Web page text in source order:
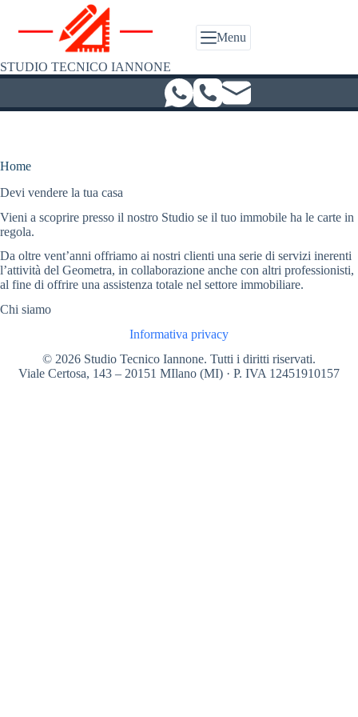
contenuto
STUDIO TECNICO IANNONE
Menu
Home
Devi vendere la tua casa
Vieni a scoprire presso il nostro Studio se il tuo immobile ha le carte in
regola.
Da oltre vent’anni offriamo ai nostri clienti una serie di servizi inerenti
l’attività del Geometra, in collaborazione anche con altri professionisti,
al fine di offrire una assistenza totale nel settore immobiliare.
Chi siamo
Informativa privacy
© 2026 Studio Tecnico Iannone. Tutti i diritti riservati.
Viale Certosa, 143 – 20151 MIlano (MI) · P. IVA 12451910157